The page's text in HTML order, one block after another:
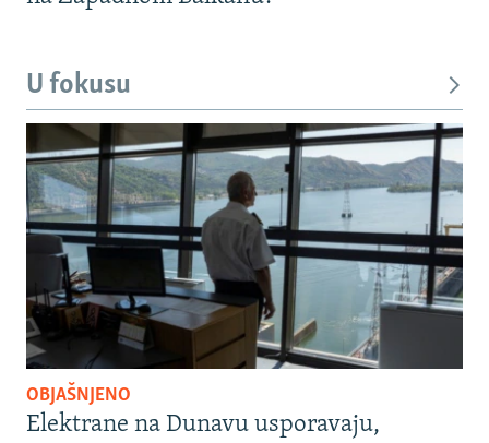
U fokusu
OBJAŠNJENO
Elektrane na Dunavu usporavaju,